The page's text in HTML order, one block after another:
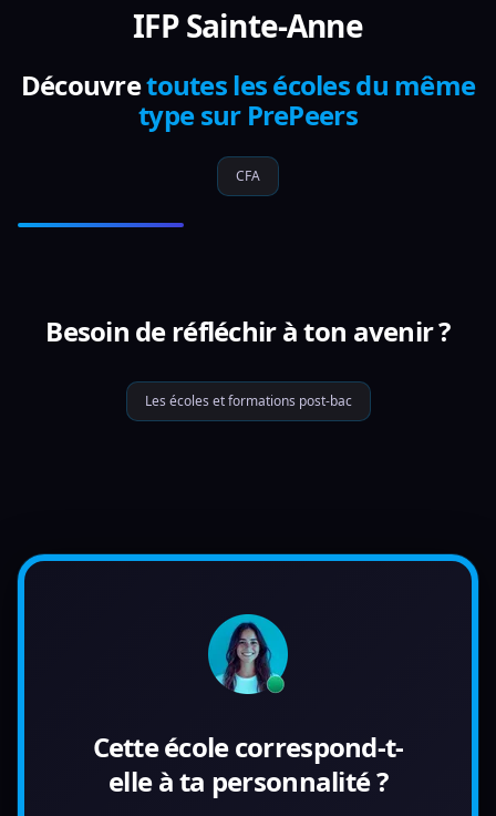
IFP Sainte-Anne
Découvretoutes les écoles du même
type sur PrePeers
CFA
Besoin de réfléchir à ton avenir ?
Les écoles et formations post-bac
Cette école correspond-t-
elle à ta personnalité ?